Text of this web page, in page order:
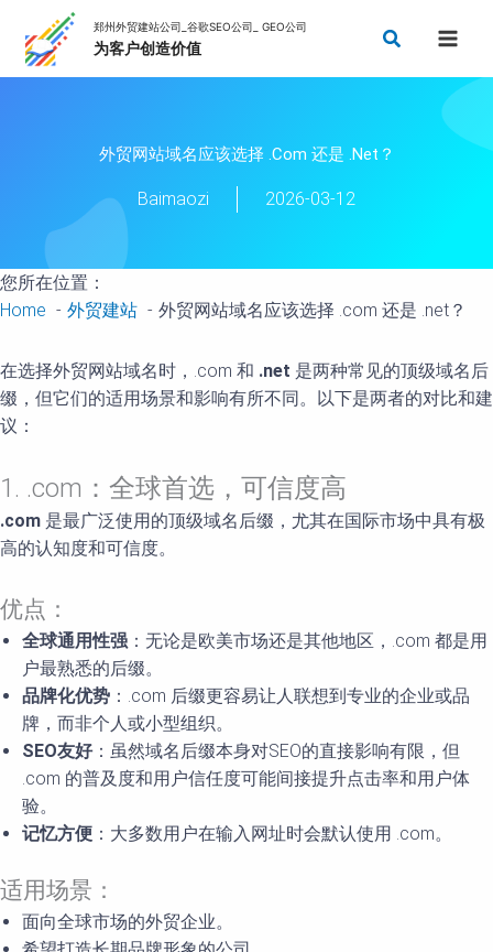
content
Search
外贸网站域名应该选择 .com 还是 .net？
Baimaozi 2026-03-12
您所在位置：
Home
外贸建站 外贸网站域名应该选择 .com 还是 .net？
在选择外贸网站域名时，.com 和 .net 是两种常见的顶级域名后
缀，但它们的适用场景和影响有所不同。以下是两者的对比和建
议：
1. .com：全球首选，可信度高
.com 是最广泛使用的顶级域名后缀，尤其在国际市场中具有极
高的认知度和可信度。
优点：
全球通用性强 ：无论是欧美市场还是其他地区，.com 都是用
户最熟悉的后缀。
品牌化优势 ：.com 后缀更容易让人联想到专业的企业或品
牌，而非个人或小型组织。
SEO友好：虽然域名后缀本身对SEO的直接影响有限，但
.com 的普及度和用户信任度可能间接提升点击率和用户体
验。
记忆方便 ：大多数用户在输入网址时会默认使用 .com。
适用场景：
面向全球市场的外贸企业。